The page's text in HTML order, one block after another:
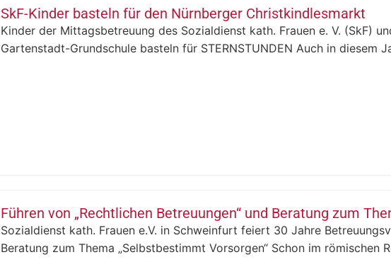
SkF-Kinder basteln für den Nürnberger Christkindlesmarkt
Kinder der Mittagsbetreuung des Sozialdienst kath. Frauen e. V. (SkF)
Gartenstadt-Grundschule basteln für STERNSTUNDEN Auch in diesem
Führen von „Rechtlichen Betreuungen“ und Beratung zum
Sozialdienst kath. Frauen e.V. in Schweinfurt feiert 30 Jahre
Beratung zum Thema „Selbstbestimmt Vorsorgen“ Schon im römischen